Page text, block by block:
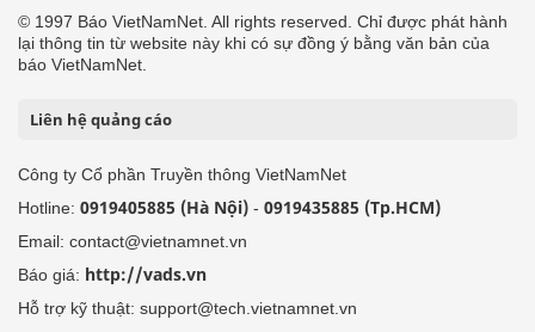
© 1997 Báo VietNamNet. All rights reserved. Chỉ được phát hành
lại thông tin từ website này khi có sự đồng ý bằng văn bản của
báo VietNamNet.
Liên hệ quảng cáo
Công ty Cổ phần Truyền thông VietNamNet
Hotline: 0919405885 (Hà Nội) - 0919435885 (Tp.HCM)
Email: contact@vietnamnet.vn
Báo giá: http://vads.vn
Hỗ trợ kỹ thuật: support@tech.vietnamnet.vn